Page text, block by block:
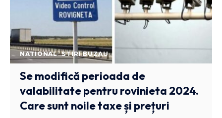
NATIONAL STIRI BUZAU
Se modifică perioada de
valabilitate pentru rovinieta 2024.
Care sunt noile taxe și prețuri